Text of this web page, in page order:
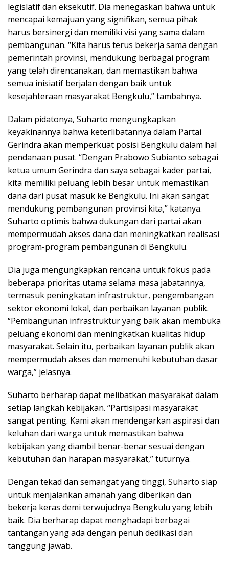
legislatif dan eksekutif. Dia menegaskan bahwa untuk
mencapai kemajuan yang signifikan, semua pihak
harus bersinergi dan memiliki visi yang sama dalam
pembangunan. “Kita harus terus bekerja sama dengan
pemerintah provinsi, mendukung berbagai program
yang telah direncanakan, dan memastikan bahwa
semua inisiatif berjalan dengan baik untuk
kesejahteraan masyarakat Bengkulu,” tambahnya.
Dalam pidatonya, Suharto mengungkapkan
keyakinannya bahwa keterlibatannya dalam Partai
Gerindra akan memperkuat posisi Bengkulu dalam hal
pendanaan pusat. “Dengan Prabowo Subianto sebagai
ketua umum Gerindra dan saya sebagai kader partai,
kita memiliki peluang lebih besar untuk memastikan
dana dari pusat masuk ke Bengkulu. Ini akan sangat
mendukung pembangunan provinsi kita,” katanya.
Suharto optimis bahwa dukungan dari partai akan
mempermudah akses dana dan meningkatkan realisasi
program-program pembangunan di Bengkulu.
Dia juga mengungkapkan rencana untuk fokus pada
beberapa prioritas utama selama masa jabatannya,
termasuk peningkatan infrastruktur, pengembangan
sektor ekonomi lokal, dan perbaikan layanan publik.
“Pembangunan infrastruktur yang baik akan membuka
peluang ekonomi dan meningkatkan kualitas hidup
masyarakat. Selain itu, perbaikan layanan publik akan
mempermudah akses dan memenuhi kebutuhan dasar
warga,” jelasnya.
Suharto berharap dapat melibatkan masyarakat dalam
setiap langkah kebijakan. “Partisipasi masyarakat
sangat penting. Kami akan mendengarkan aspirasi dan
keluhan dari warga untuk memastikan bahwa
kebijakan yang diambil benar-benar sesuai dengan
kebutuhan dan harapan masyarakat,” tuturnya.
Dengan tekad dan semangat yang tinggi, Suharto siap
untuk menjalankan amanah yang diberikan dan
bekerja keras demi terwujudnya Bengkulu yang lebih
baik. Dia berharap dapat menghadapi berbagai
tantangan yang ada dengan penuh dedikasi dan
tanggung jawab.